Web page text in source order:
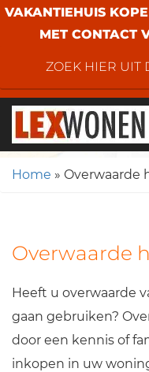
VAKANTIEHUIS
MET CONTACT
ZOEK HIER UIT
Home » Overwaarde
Overwaarde
Heeft u overwaarde
gaan gebruiken?
door een kennis of
inkopen in uw